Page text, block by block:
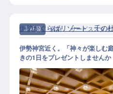
正社員 宿泊 サービススタッ
伊勢かぐらばリゾート 千の
伊勢神宮近く。「神々が楽しむ
きの1日をプレゼントしませんか